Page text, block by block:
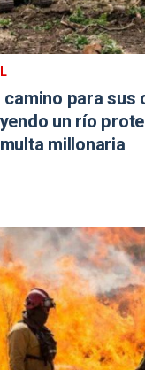
para sus
un río
millonaria